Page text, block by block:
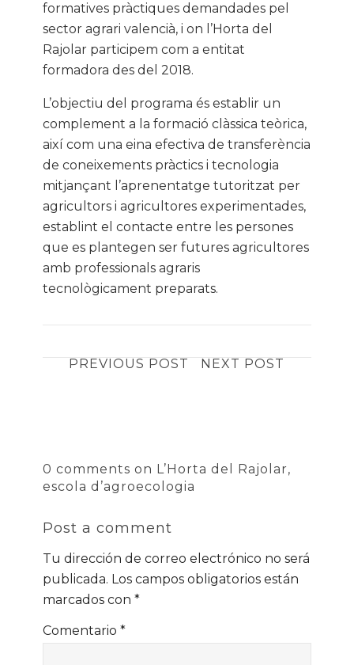
formatives pràctiques demandades pel
sector agrari valencià, i on l’Horta del
Rajolar participem com a entitat
formadora des del 2018.
L’objectiu del programa és establir un
complement a la formació clàssica teòrica,
així com una eina efectiva de transferència
de coneixements pràctics i tecnologia
mitjançant l’aprenentatge tutoritzat per
agricultors i agricultores experimentades,
establint el contacte entre les persones
que es plantegen ser futures agricultores
amb professionals agraris
tecnològicament preparats.
PREVIOUS POST NEXT POST
0 comments on L’Horta del Rajolar,
escola d’agroecologia
Post a comment
Tu dirección de correo electrónico no será
publicada. Los campos obligatorios están
marcados con *
Comentario *